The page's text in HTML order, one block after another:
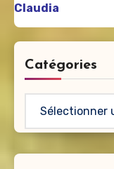
Claudia
Catégories